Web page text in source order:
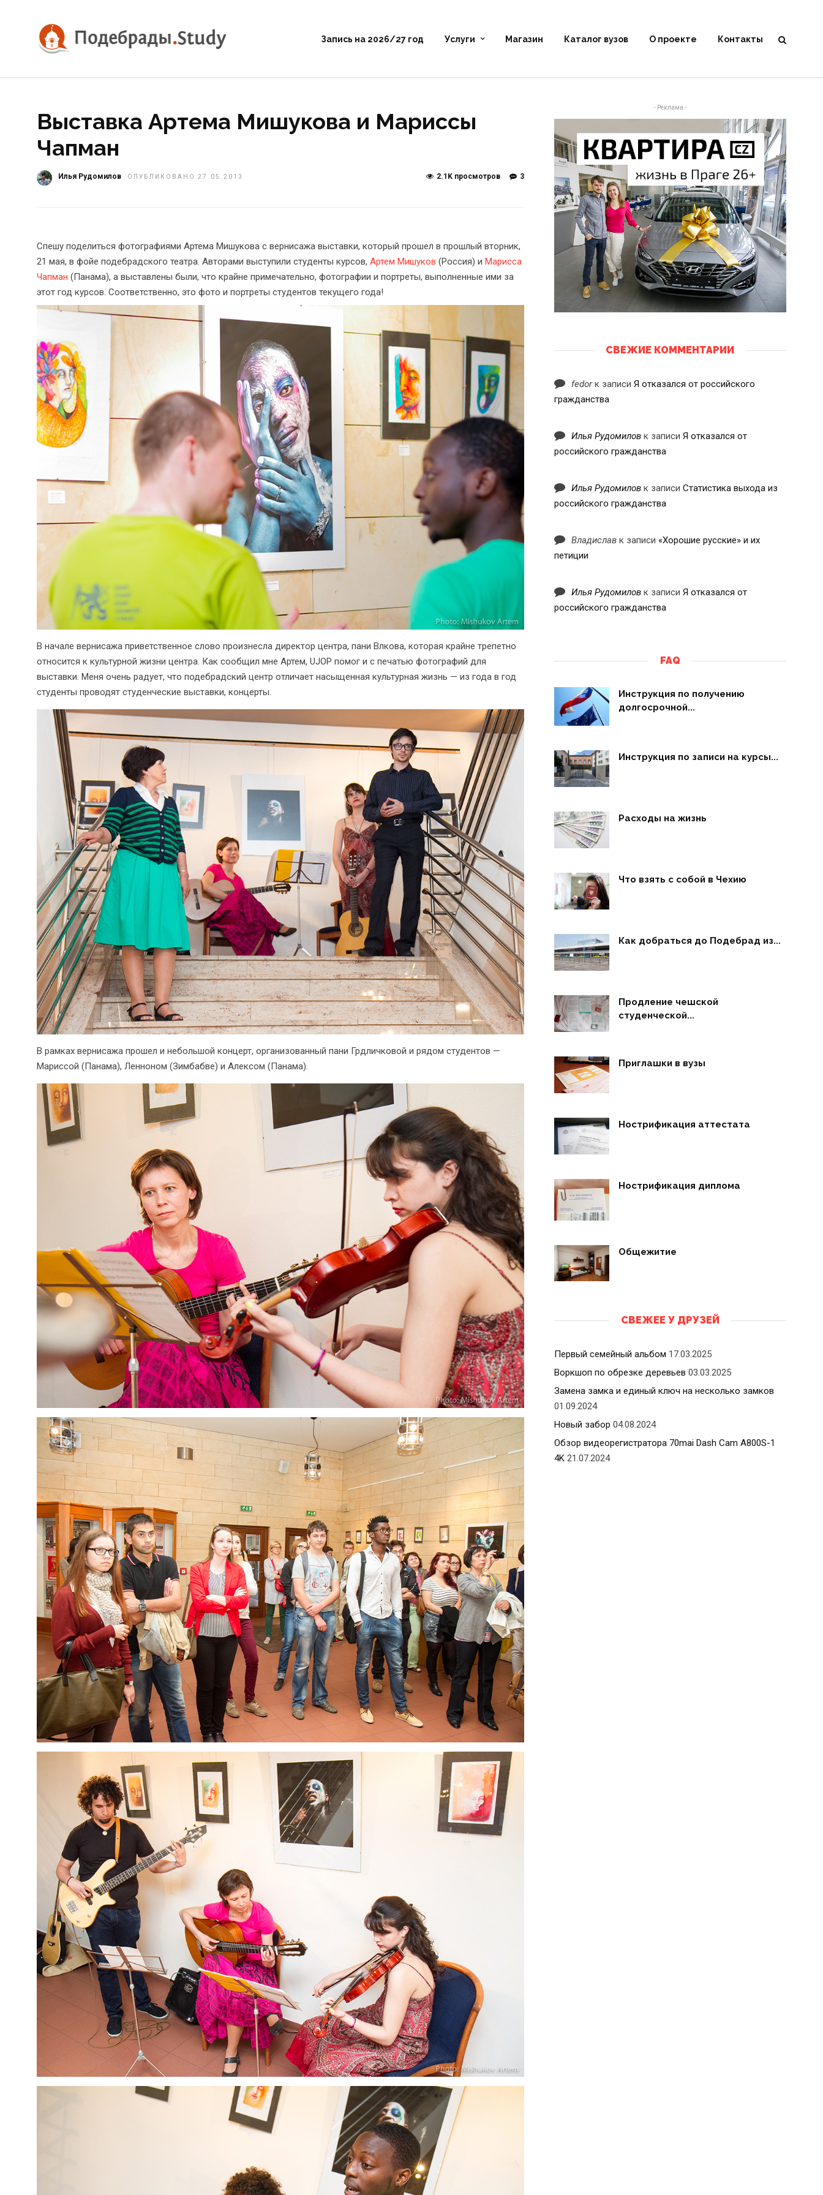
Запись на 2026/27 год Услуги Магазин Каталог вузов О проекте Контакты
Выставка Артема Мишукова и Мариссы
Чапман
Илья Рудомилов ОПУБЛИКОВАНО 27.05.2013 3
2.1K просмотров
Спешу поделиться фотографиями Артема Мишукова с вернисажа выставки, который прошел в прошлый вторник,
21 мая, в фойе подебрадского театра. Авторами выступили студенты курсов, Артем Мишуков (Россия) и Марисса
Чапман (Панама), а выставлены были, что крайне примечательно, фотографии и портреты, выполненные ими за
этот год курсов. Соответственно, это фото и портреты студентов текущего года!
В начале вернисажа приветственное слово произнесла директор центра, пани Влкова, которая крайне трепетно
относится к культурной жизни центра. Как сообщил мне Артем, UJOP помог и с печатью фотографий для
выставки. Меня очень радует, что подебрадский центр отличает насыщенная культурная жизнь — из года в год
студенты проводят студенческие выставки, концерты.
В рамках вернисажа прошел и небольшой концерт, организованный пани Грдличковой и рядом студентов —
Мариссой (Панама), Ленноном (Зимбабве) и Алексом (Панама).
- Реклама -
СВЕЖИЕ КОММЕНТАРИИ
fedorк записи Я отказался от российского
гражданства
Илья Рудомиловк записи Я отказался от
российского гражданства
Илья Рудомиловк записи Статистика выхода из
российского гражданства
Владиславк записи «Хорошие русские» и их
петиции
Илья Рудомиловк записи Я отказался от
российского гражданства
FAQ
Инструкция по получению
долгосрочной...
Инструкция по записи на курсы...
Расходы на жизнь
Что взять с собой в Чехию
Как добраться до Подебрад из...
Продление чешской
студенческой...
Приглашки в вузы
Нострификация аттестата
Нострификация диплома
Общежитие
СВЕЖЕЕ У ДРУЗЕЙ
Первый семейный альбом 17.03.2025
Воркшоп по обрезке деревьев 03.03.2025
Замена замка и единый ключ на несколько замков
01.09.2024
Новый забор 04.08.2024
Обзор видеорегистратора 70mai Dash Cam A800S-1
4K 21.07.2024